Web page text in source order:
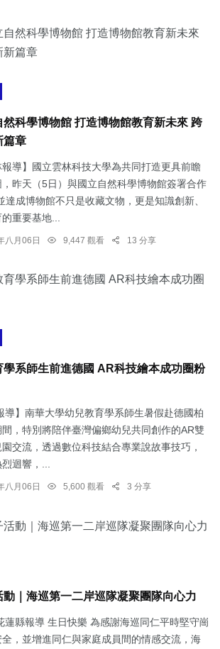
科學博物館 打造博物館教育新未來 跨
篇章
報導】國立雲林科技大學為共同打造更具前瞻
昨天（5日）與國立自然科學博物館簽署合作
成博物館不只是收藏文物，更是知識創新、
重要基地...
八月06日 9,447 觀看 13 分享
系師生前進德國 AR科技繪本成功圈粉
導】南華大學幼兒教育學系師生暑假赴德國柏
，特別將陪伴臺灣偏鄉幼兒共同創作的AR雙
交流，透過數位科技結合專業說故事技巧，
迴響，...
八月06日 5,600 觀看 3 分享
｜海巡第一二岸巡隊凝聚團隊向心力
蓮縣報導 生日快樂 為感謝海巡同仁平時堅守崗
，並增進同仁與家庭成員間的情感交流，海